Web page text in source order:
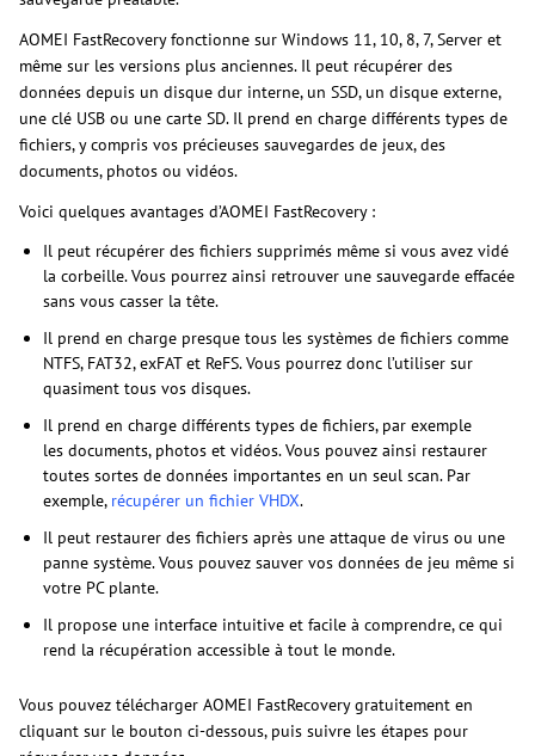
AOMEI FastRecovery fonctionne sur Windows 11, 10, 8, 7, Server et
même sur les versions plus anciennes. Il peut récupérer des
données depuis un disque dur interne, un SSD, un disque externe,
une clé USB ou une carte SD. Il prend en charge différents types de
fichiers, y compris vos précieuses sauvegardes de jeux, des
documents, photos ou vidéos.
Voici quelques avantages d’AOMEI FastRecovery :
Il peut récupérer des fichiers supprimés même si vous avez vidé
la corbeille. Vous pourrez ainsi retrouver une sauvegarde effacée
sans vous casser la tête.
Il prend en charge presque tous les systèmes de fichiers comme
NTFS, FAT32, exFAT et ReFS. Vous pourrez donc l’utiliser sur
quasiment tous vos disques.
Il prend en charge différents types de fichiers, par exemple
les documents, photos et vidéos. Vous pouvez ainsi restaurer
toutes sortes de données importantes en un seul scan. Par
exemple, récupérer un fichier VHDX.
Il peut restaurer des fichiers après une attaque de virus ou une
panne système. Vous pouvez sauver vos données de jeu même si
votre PC plante.
Il propose une interface intuitive et facile à comprendre, ce qui
rend la récupération accessible à tout le monde.
Vous pouvez télécharger AOMEI FastRecovery gratuitement en
cliquant sur le bouton ci-dessous, puis suivre les étapes pour